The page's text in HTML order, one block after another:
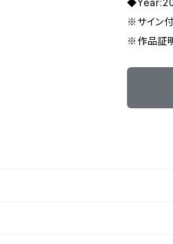
※サイン付
※作品証